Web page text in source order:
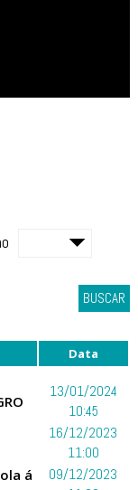
BUSCAR
Data
13/01/2024
10:45
16/12/2023
11:00
á
09/12/2023